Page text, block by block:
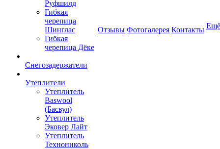
Руфшилд
Гибкая
черепица
Шинглас
Гибкая
черепица Дёке
Снегозадержатели
Утеплители
Утеплитель
Baswool
(Басвул)
Утеплитель
Эковер Лайт
Утеплитель
Технониколь
Отзывы Фотогалерея Контакты Ещё